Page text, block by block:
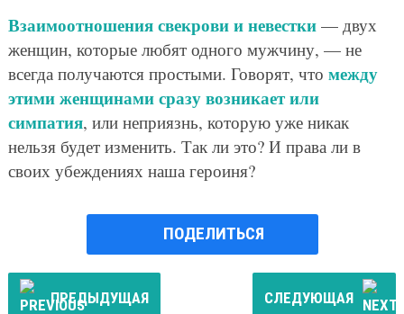
Взаимоотношения свекрови и невестки— двух
женщин, которые любят одного мужчину, — не
всегда получаются простыми. Говорят, что между
этими женщинами сразу возникает или
симпатия, или неприязнь, которую уже никак
нельзя будет изменить. Так ли это? И права ли в
своих убеждениях наша героиня?
ПОДЕЛИТЬСЯ
ПРЕДЫДУЩАЯ СЛЕДУЮЩАЯ